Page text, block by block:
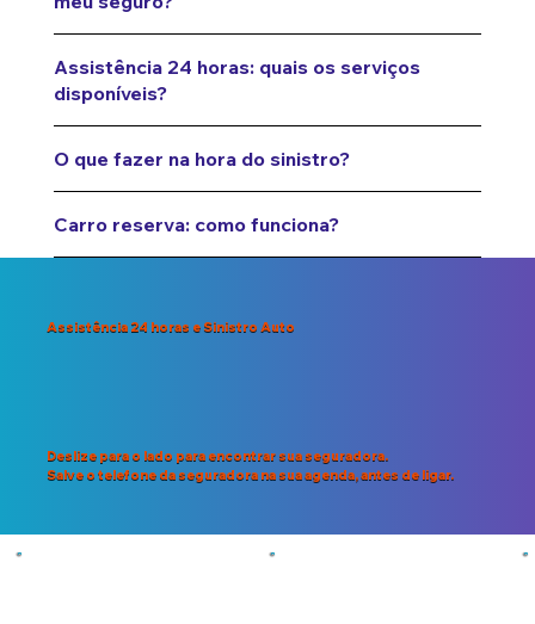
Assistência 24 horas: quais os serviços
disponíveis?
O que fazer na hora do sinistro?
Carro reserva: como funciona?
Assistência 24 horas e Sinistro Auto
Deslize para o lado para encontrar sua seguradora.
Salve o telefone da seguradora na sua agenda, antes de ligar.